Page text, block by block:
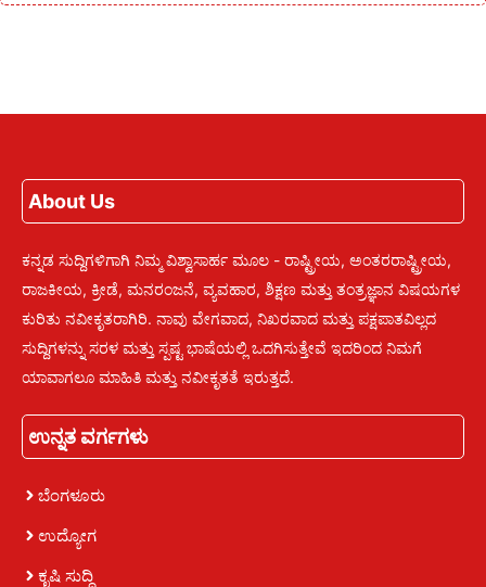
About Us
ಕನ್ನಡ ಸುದ್ದಿಗಳಿಗಾಗಿ ನಿಮ್ಮ ವಿಶ್ವಾಸಾರ್ಹ ಮೂಲ - ರಾಷ್ಟ್ರೀಯ, ಅಂತರರಾಷ್ಟ್ರೀಯ,
ರಾಜಕೀಯ, ಕ್ರೀಡೆ, ಮನರಂಜನೆ, ವ್ಯವಹಾರ, ಶಿಕ್ಷಣ ಮತ್ತು ತಂತ್ರಜ್ಞಾನ ವಿಷಯಗಳ
ಕುರಿತು ನವೀಕೃತರಾಗಿರಿ. ನಾವು ವೇಗವಾದ, ನಿಖರವಾದ ಮತ್ತು ಪಕ್ಷಪಾತವಿಲ್ಲದ
ಸುದ್ದಿಗಳನ್ನು ಸರಳ ಮತ್ತು ಸ್ಪಷ್ಟ ಭಾಷೆಯಲ್ಲಿ ಒದಗಿಸುತ್ತೇವೆ ಇದರಿಂದ ನಿಮಗೆ
ಯಾವಾಗಲೂ ಮಾಹಿತಿ ಮತ್ತು ನವೀಕೃತತೆ ಇರುತ್ತದೆ.
ಉನ್ನತ ವರ್ಗಗಳು
ಬೆಂಗಳೂರು
ಉದ್ಯೋಗ
ಕೃಷಿ ಸುದ್ದಿ